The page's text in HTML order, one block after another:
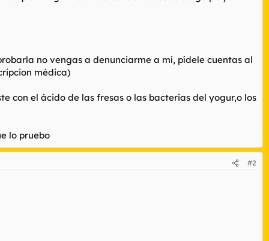
no vengas a denunciarme a mí, pídele cuentas al
médica)
con el ácido de las fresas o las bacterias del yogur,o los
lo pruebo
#2